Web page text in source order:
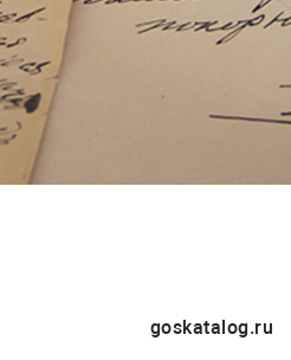
goskatalog.ru